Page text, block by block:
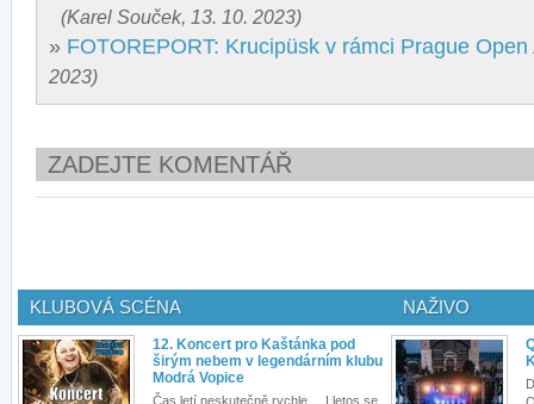
(Karel Souček, 13. 10. 2023)
» FOTOREPORT: Krucipüsk v rámci Prague Open
2023)
ZADEJTE KOMENTÁŘ
KLUBOVÁ SCÉNA
12. Koncert pro Kaštánka pod
širým nebem v legendárním klubu
Modrá Vopice
Čas letí neskutečně rychle.... I letos se
NAŽIVO